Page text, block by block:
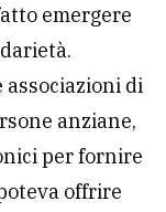
emergere
associazioni di
anziane,
per fornire
offrire